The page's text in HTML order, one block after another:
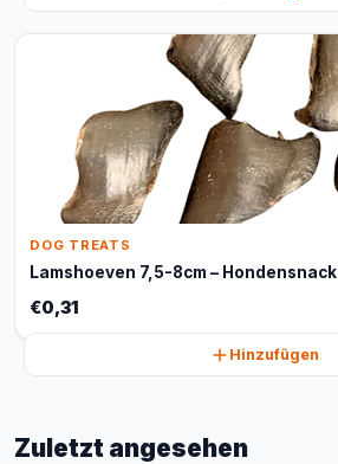
DOG TREATS
Lamshoeven 7,5-8cm – Hondensnack
€0,31
Hinzufügen
Zuletzt angesehen